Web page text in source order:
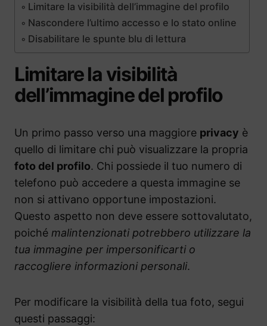
Limitare la visibilità dell’immagine del profilo
Nascondere l’ultimo accesso e lo stato online
Disabilitare le spunte blu di lettura
Limitare la visibilità
dell’immagine del profilo
Un primo passo verso una maggiore privacy è
quello di limitare chi può visualizzare la propria
foto del profilo. Chi possiede il tuo numero di
telefono può accedere a questa immagine se
non si attivano opportune impostazioni.
Questo aspetto non deve essere sottovalutato,
poiché malintenzionati potrebbero utilizzare la
tua immagine per impersonificarti o
raccogliere informazioni personali.
Per modificare la visibilità della tua foto, segui
questi passaggi: